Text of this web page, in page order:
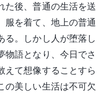
た後、普通の生活を送
服を着て、地上の普通
る。しかし人が堕落し
物語となり、今日でさ
えて想像することすら
の美しい生活は不可欠